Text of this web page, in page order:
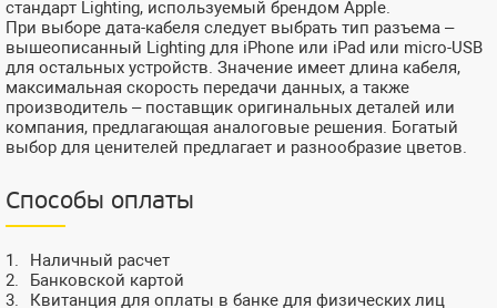
стандарт Lighting, используемый брендом Apple.
При выборе дата-кабеля следует выбрать тип разъема –
вышеописанный Lighting для iPhone или iPad или micro-USB
для остальных устройств. Значение имеет длина кабеля,
максимальная скорость передачи данных, а также
производитель – поставщик оригинальных деталей или
компания, предлагающая аналоговые решения. Богатый
выбор для ценителей предлагает и разнообразие цветов.
Способы оплаты
Наличный расчет
Банковской картой
Квитанция для оплаты в банке для физических лиц